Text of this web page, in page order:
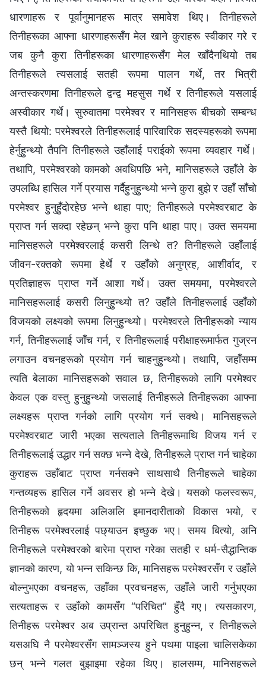
धारणाहरू र पूर्वानुमानहरू मात्र समावेश थिए। तिनीहरूले
तिनीहरूका आफ्ना धारणाहरूसँग मेल खाने कुराहरू स्वीकार गरे र
जब कुनै कुरा तिनीहरूका धारणाहरूसँग मेल खाँदैनथियो तब
तिनीहरूले त्यसलाई सतही रूपमा पालन गर्थे, तर भित्री
अन्तस्करणमा तिनीहरूले द्वन्द्व महसुस गर्थे र तिनीहरूले यसलाई
अस्वीकार गर्थे। सुरुवातमा परमेश्‍वर र मानिसहरू बीचको सम्बन्ध
यस्तै थियो: परमेश्‍वरले तिनीहरूलाई पारिवारिक सदस्यहरूको रूपमा
हेर्नुहुन्थ्यो तैपनि तिनीहरूले उहाँलाई पराईको रूपमा व्यवहार गर्थे।
तथापि, परमेश्‍वरको कामको अवधिपछि भने, मानिसहरूले उहाँले के
उपलब्धि हासिल गर्ने प्रयास गर्दैहुनुहुन्थ्यो भन्ने कुरा बुझे र उहाँ साँचो
परमेश्‍वर हुनुहुँदोरहेछ भन्ने थाहा पाए; तिनीहरूले परमेश्‍वरबाट के
प्राप्त गर्न सक्दा रहेछन् भन्ने कुरा पनि थाहा पाए। उक्त समयमा
मानिसहरूले परमेश्‍वरलाई कसरी लिन्थे त? तिनीहरूले उहाँलाई
जीवन-रक्तको रूपमा हेर्थे र उहाँको अनुग्रह, आशीर्वाद, र
प्रतिज्ञाहरू प्राप्त गर्ने आशा गर्थे। उक्त समयमा, परमेश्‍वरले
मानिसहरूलाई कसरी लिनुहुन्थ्यो त? उहाँले तिनीहरूलाई उहाँको
विजयको लक्ष्यको रूपमा लिनुहुन्थ्यो। परमेश्‍वरले तिनीहरूको न्याय
गर्न, तिनीहरूलाई जाँच गर्न, र तिनीहरूलाई परीक्षाहरूमार्फत गुज्रन
लगाउन वचनहरूको प्रयोग गर्न चाहनुहुन्थ्यो। तथापि, जहाँसम्म
त्यति बेलाका मानिसहरूको सवाल छ, तिनीहरूको लागि परमेश्‍वर
केवल एक वस्तु हुनुहुन्थ्यो जसलाई तिनीहरूले तिनीहरूका आफ्ना
लक्ष्यहरू प्राप्त गर्नको लागि प्रयोग गर्न सक्थे। मानिसहरूले
परमेश्‍वरबाट जारी भएका सत्यताले तिनीहरूमाथि विजय गर्न र
तिनीहरूलाई उद्धार गर्न सक्छ भन्ने देखे, तिनीहरूले प्राप्त गर्न चाहेका
कुराहरू उहाँबाट प्राप्त गर्नसक्ने साथसाथै तिनीहरूले चाहेका
गन्तव्यहरू हासिल गर्ने अवसर हो भन्ने देखे। यसको फलस्वरूप,
तिनीहरूको हृदयमा अलिअलि इमानदारीताको विकास भयो, र
तिनीहरू परमेश्‍वरलाई पछ्याउन इच्छुक भए। समय बित्यो, अनि
तिनीहरूले परमेश्‍वरको बारेमा प्राप्त गरेका सतही र धर्म-सैद्धान्तिक
ज्ञानको कारण, यो भन्न सकिन्छ कि, मानिसहरू परमेश्‍वरसँग र उहाँले
बोल्नुभएका वचनहरू, उहाँका प्रवचनहरू, उहाँले जारी गर्नुभएका
सत्यताहरू र उहाँको कामसँग “परिचित” हुँदै गए। त्यसकारण,
तिनीहरू परमेश्‍वर अब उप्रान्त अपरिचित हुनुहुन्न, र तिनीहरूले
यसअघि नै परमेश्‍वरसँग सामञ्जस्य हुने पथमा पाइला चालिसकेका
छन् भन्ने गलत बुझाइमा रहेका थिए। हालसम्म, मानिसहरूले